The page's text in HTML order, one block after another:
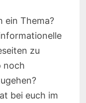
ein Thema?
zu
noch
bei euch im